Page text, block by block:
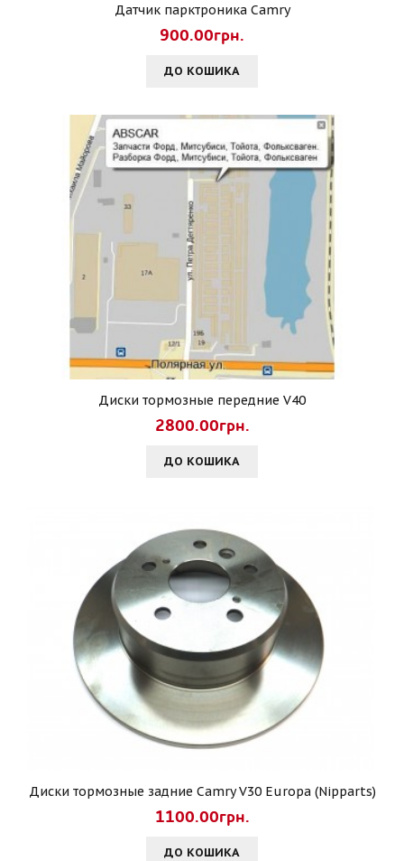
Датчик парктроника Camry
900.00грн.
ДО КОШИКА
Диски тормозные передние V40
2800.00грн.
ДО КОШИКА
Диски тормозные задние Camry V30 Europa (Nipparts)
1100.00грн.
ДО КОШИКА